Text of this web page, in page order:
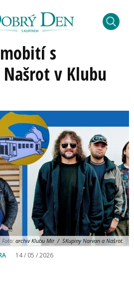
s
v Klubu
Foto: archiv Klubu Mír / SKupiny Narvan a Našrot.
14 / 05 / 2026